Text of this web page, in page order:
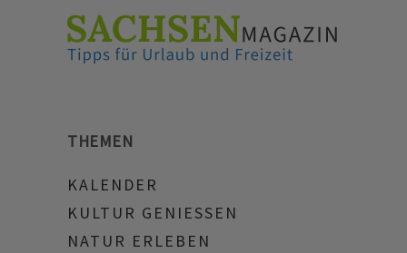
THEMEN
KALENDER
KULTUR GENIESSEN
NATUR ERLEBEN